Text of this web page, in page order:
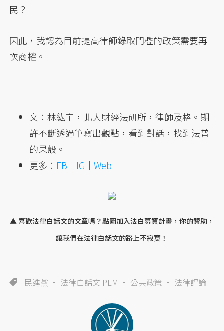
民？
因此，我認為目前提高律師錄取門檻的政策需要再
次商榷。
文：林紘宇，北大財經法研所，律師及格。期
許不斷透過筆寫出觀點，看到對話，找到法普
的果殼。
更多： FB ｜ IG ｜Web
▲ 喜歡法律白話文的文章嗎？點圖加入法白募資計畫，你的贊助，
讓我們在法律白話文的路上不寂寞！
民進黨 法律白話文 PLM 公共政策 法律評論